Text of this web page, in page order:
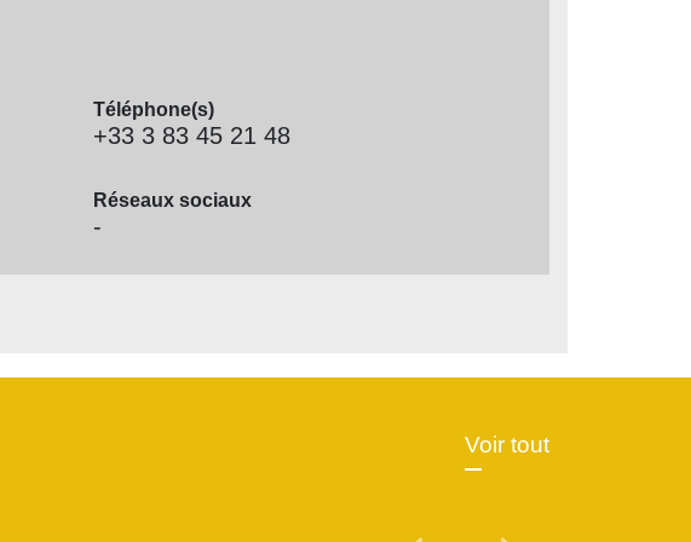
Téléphone(s)
+33 3 83 45 21 48
Réseaux sociaux
-
Voir tout